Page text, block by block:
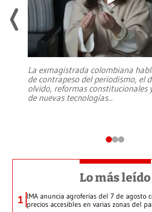
La exmagistrada colombiana
de contrapeso del periodismo, el
olvido, reformas constitucionales
de nuevas tecnologías...
Lo más leído
1 IMA anuncia agroferias del 7 de agosto
precios accesibles en varias zonas del